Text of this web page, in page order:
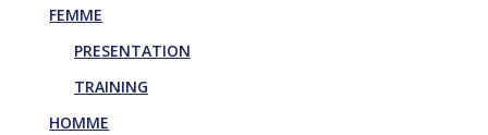
produit
FEMME
PRESENTATION
TRAINING
HOMME